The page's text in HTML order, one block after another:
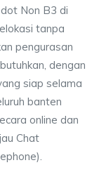
Non B3 di
tanpa
pengurasan
dengan
siap selama
banten
online dan
Chat